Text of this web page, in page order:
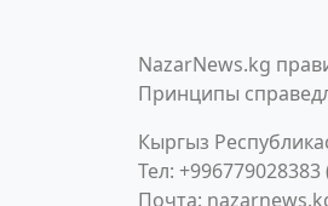
NazarNews.kg
Принципы
Кыргыз
Тел:
Почта: